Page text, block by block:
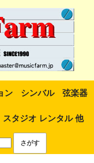
ン シンバル 弦楽器
スタジオ レンタル 他